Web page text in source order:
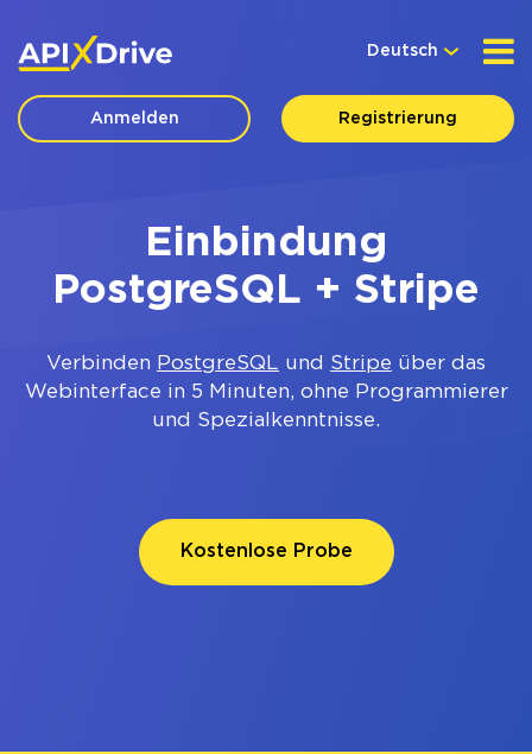
Deutsch
Anmelden Registrierung
Einbindung
PostgreSQL + Stripe
Verbinden PostgreSQL und Stripe über das
Webinterface in 5 Minuten, ohne Programmierer
und Spezialkenntnisse.
Kostenlose Probe